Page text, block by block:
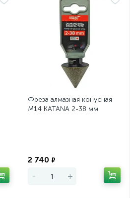
Фреза алмазная конусная
М14 KATANA 2-38 мм
2 740 ₽
- +